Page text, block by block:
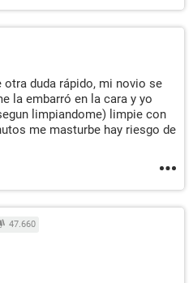
duda rápido, mi novio se
la embarró en la cara y yo
limpiandome) limpie con
me masturbe hay riesgo de
47.660